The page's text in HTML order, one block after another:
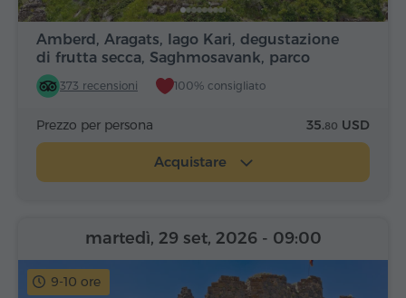
Amberd, Aragats, lago Kari, degustazione
di frutta secca, Saghmosavank, parco
Alfabeto
373 recensioni 100% consigliato
Prezzo per persona 35.80 USD
Acquistare
9-10 ore
martedì, 29 set, 2026 - 09:00